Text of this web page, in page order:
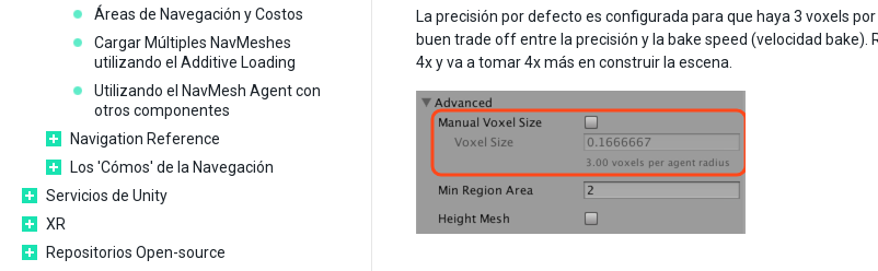
Áreas de Navegación y Costos
Cargar Múltiples NavMeshes
utilizando el Additive Loading
Utilizando el NavMesh Agent con
otros componentes
Navigation Reference
Los 'Cómos' de la Navegación
Servicios de Unity
XR
Repositorios Open-source
La precisión por defecto es configurada para que haya 3 voxels
buen trade off entre la precisión y la bake speed (velocidad
4x y va a tomar 4x más en construir la escena.